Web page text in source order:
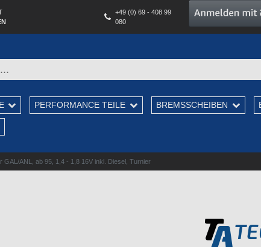
+49 (0) 69 - 408 99
080
PERFORMANCE TEILE BREMSSCHEIBEN
ANL, ab 95, 1,4 - 1,8 16V inkl. Diesel, Turnier